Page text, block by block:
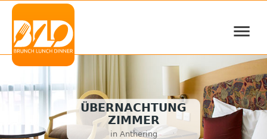
≡
ÜBERNACHTUNG
ZIMMER
in Anthering